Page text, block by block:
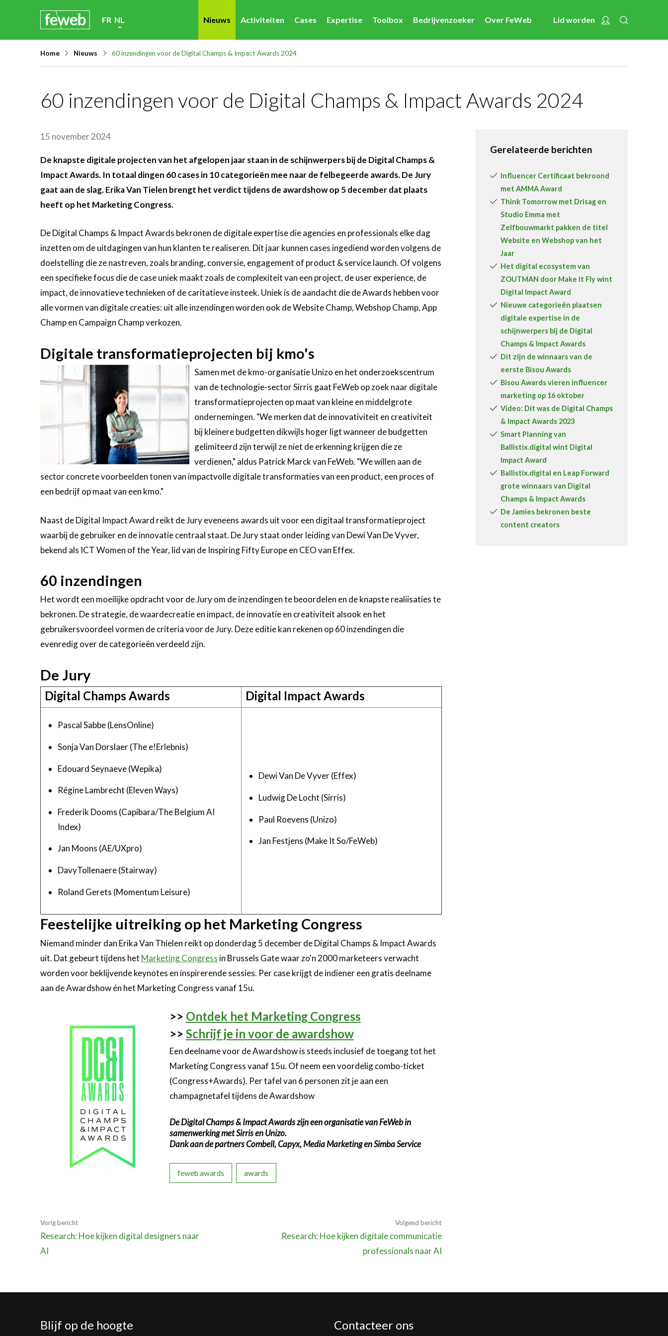
content
FR NL Nieuws Activiteiten Cases Expertise Toolbox Bedrijvenzoeker Over FeWeb Lid worden Account
Home Nieuws 60 inzendingen voor de Digital Champs & Impact Awards 2024
60 inzendingen voor de Digital Champs & Impact Awards 2024
15 november 2024
De knapste digitale projecten van het afgelopen jaar staan in de schijnwerpers bij de Digital Champs &
Impact Awards. In totaal dingen 60 cases in 10 categorieën mee naar de felbegeerde awards. De Jury
gaat aan de slag. Erika Van Tielen brengt het verdict tijdens de awardshow op 5 december dat plaats
heeft op het Marketing Congress.
De Digital Champs & Impact Awards bekronen de digitale expertise die agencies en professionals elke dag
inzetten om de uitdagingen van hun klanten te realiseren. Dit jaar kunnen cases ingediend worden volgens de
doelstelling die ze nastreven, zoals branding, conversie, engagement of product & service launch. Of volgens
een specifieke focus die de case uniek maakt zoals de complexiteit van een project, de user experience, de
impact, de innovatieve technieken of de caritatieve insteek. Uniek is de aandacht die de Awards hebben voor
alle vormen van digitale creaties: uit alle inzendingen worden ook de Website Champ, Webshop Champ, App
Champ en Campaign Champ verkozen.
Digitale transformatieprojecten bij kmo's
Samen met de kmo-organisatie Unizo en het onderzoekscentrum
van de technologie-sector Sirris gaat FeWeb op zoek naar digitale
transformatieprojecten op maat van kleine en middelgrote
ondernemingen. "We merken dat de innovativiteit en creativiteit
bij kleinere budgetten dikwijls hoger ligt wanneer de budgetten
gelimiteerd zijn terwijl ze niet de erkenning krijgen die ze
verdienen," aldus Patrick Marck van FeWeb. "We willen aan de
sector concrete voorbeelden tonen van impactvolle digitale transformaties van een product, een proces of
een bedrijf op maat van een kmo."
Naast de Digital Impact Award reikt de Jury eveneens awards uit voor een digitaal transformatieproject
waarbij de gebruiker en de innovatie centraal staat. De Jury staat onder leiding van Dewi Van De Vyver,
bekend als ICT Women of the Year, lid van de Inspiring Fifty Europe en CEO van Effex.
60 inzendingen
Het wordt een moeilijke opdracht voor de Jury om de inzendingen te beoordelen en de knapste realiisaties te
bekronen. De strategie, de waardecreatie en impact, de innovatie en creativiteit alsook en het
gebruikersvoordeel vormen de criteria voor de Jury. Deze editie kan rekenen op 60 inzendingen die
evenredig over de categorieën verdeeld zijn.
De Jury
Digital Champs Awards Digital Impact Awards
Pascal Sabbe (LensOnline)
Sonja Van Dorslaer (The e!Erlebnis)
Edouard Seynaeve (Wepika)
Régine Lambrecht (Eleven Ways)
Frederik Dooms (Capibara/The Belgium AI
Index)
Jan Moons (AE/UXpro)
DavyTollenaere (Stairway)
Roland Gerets (Momentum Leisure)
Dewi Van De Vyver (Effex)
Ludwig De Locht (Sirris)
Paul Roevens (Unizo)
Jan Festjens (Make It So/FeWeb)
Feestelijke uitreiking op het Marketing Congress
Niemand minder dan Erika Van Thielen reikt op donderdag 5 december de Digital Champs & Impact Awards
uit. Dat gebeurt tijdens het Marketing Congress in Brussels Gate waar zo'n 2000 marketeers verwacht
worden voor beklijvende keynotes en inspirerende sessies. Per case krijgt de indiener een gratis deelname
aan de Awardshow én het Marketing Congress vanaf 15u.
>> Ontdek het Marketing Congress
>> Schrijf je in voor de awardshow
Een deelname voor de Awardshow is steeds inclusief de toegang tot het
Marketing Congress vanaf 15u. Of neem een voordelig combo-ticket
(Congress+Awards). Per tafel van 6 personen zit je aan een
champagnetafel tijdens de Awardshow
De Digital Champs & Impact Awards zijn een organisatie van FeWeb in
samenwerking met Sirris en Unizo.
Dank aan de partners Combell, Capyx, Media Marketing en Simba Service
feweb awards awards
Vorig bericht
Research: Hoe kijken digital designers naar
AI
Volgend bericht
Research: Hoe kijken digitale communicatie
professionals naar AI
Gerelateerde berichten
Influencer Certificaat bekroond
met AMMA Award
Think Tomorrow met Drisag en
Studio Emma met
Zelfbouwmarkt pakken de titel
Website en Webshop van het
Jaar
Het digital ecosystem van
ZOUTMAN door Make It Fly wint
Digital Impact Award
Nieuwe categorieën plaatsen
digitale expertise in de
schijnwerpers bij de Digital
Champs & Impact Awards
Dit zijn de winnaars van de
eerste Bisou Awards
Bisou Awards vieren influencer
marketing op 16 oktober
Video: Dit was de Digital Champs
& Impact Awards 2023
Smart Planning van
Ballistix.digital wint Digital
Impact Award
Ballistix.digital en Leap Forward
grote winnaars van Digital
Champs & Impact Awards
De Jamies bekronen beste
content creators
Blijf op de hoogte Contacteer ons
Nieuws
Jobs in de sector
Cases
Toolbox
Bedrijvenzoeker
Over FeWeb